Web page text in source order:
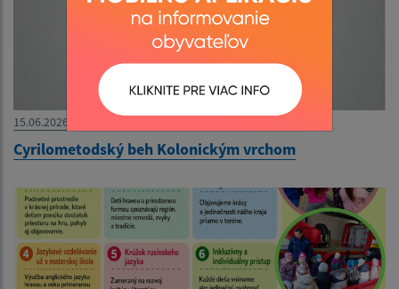
15.06.2026
Cyrilometodský beh Kolonickým vrchom